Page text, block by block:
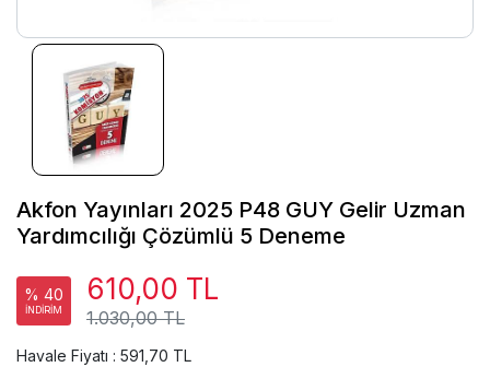
Akfon Yayınları 2025 P48 GUY Gelir Uzman
Yardımcılığı Çözümlü 5 Deneme
% 40
İNDİRİM 1.030,00 TL
610,00 TL
Havale Fiyatı : 591,70 TL